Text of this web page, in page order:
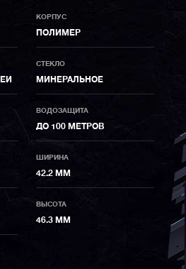
КОРПУС
ПОЛИМЕР
СТЕКЛО
МИНЕРАЛЬНОЕ
ВОДОЗАЩИТА
ДО 100 МЕТРОВ
ШИРИНА
42.2 ММ
ВЫСОТА
46.3 ММ